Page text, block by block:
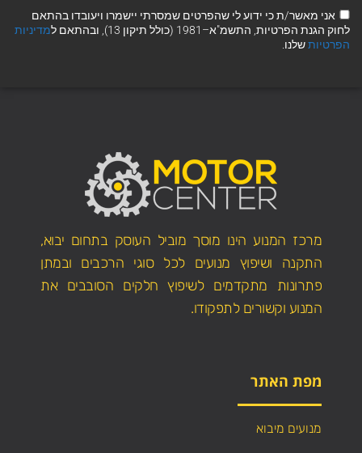
אני מאשר/ת כי ידוע לי שהפרטים שמסרתי יישמרו ויעובדו בהתאם
לחוק הגנת הפרטיות, התשמ"א–1981 (כולל תיקון 13), ובהתאם ל
מדיניות
הפרטיותשלנו.
מרכז המנוע הינו מוסך מוביל העוסק בתחום יבוא,
התקנה ושיפוץ מנועים לכל סוגי הרכבים ובמתן
פתרונות מתקדמים לשיפוץ חלקים הסובבים את
המנוע וקשורים לתפקודו.
מפת האתר
מנועים מיבוא